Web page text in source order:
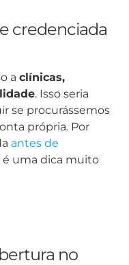
credenciada
a clínicas,
. Isso seria
se procurássemos
própria. Por
antes de
é uma dica muito
no